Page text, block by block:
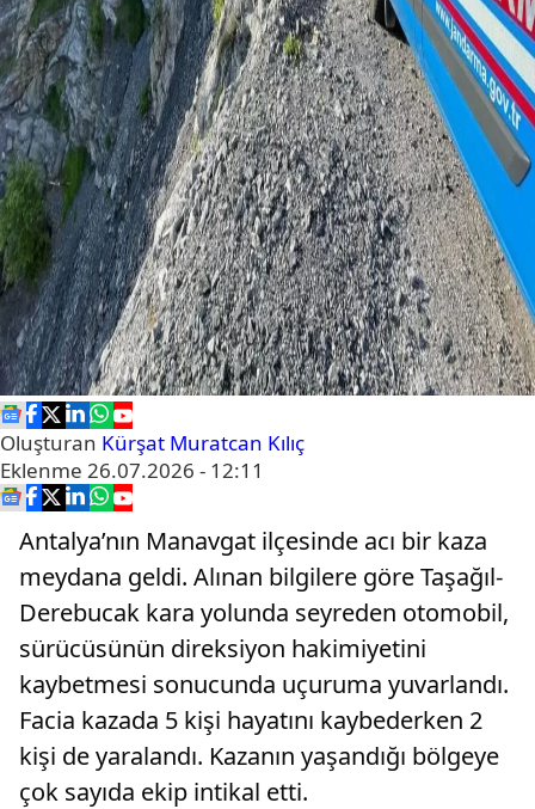
Oluşturan Kürşat Muratcan Kılıç
Eklenme 26.07.2026 - 12:11
Antalya’nın Manavgat ilçesinde acı bir kaza
meydana geldi. Alınan bilgilere göre Taşağıl-
Derebucak kara yolunda seyreden otomobil,
sürücüsünün direksiyon hakimiyetini
kaybetmesi sonucunda uçuruma yuvarlandı.
Facia kazada 5 kişi hayatını kaybederken 2
kişi de yaralandı. Kazanın yaşandığı bölgeye
çok sayıda ekip intikal etti.